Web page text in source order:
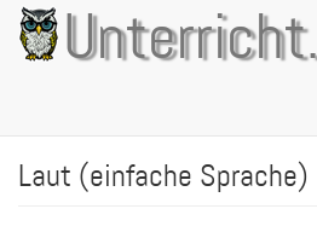
Direkt
zum
Inhalt
Laut (einfache Sprache)